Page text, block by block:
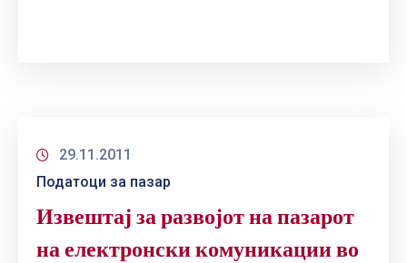
29.11.2011
Податоци за пазар
Извештај за развојот на пазарот
на електронски комуникации во